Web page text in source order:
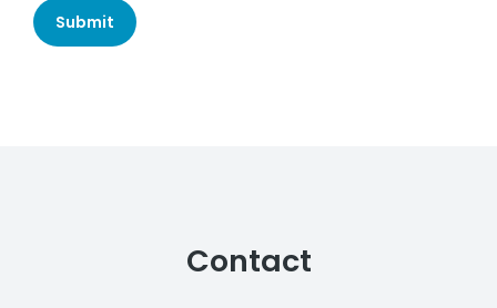
Submit
Contact